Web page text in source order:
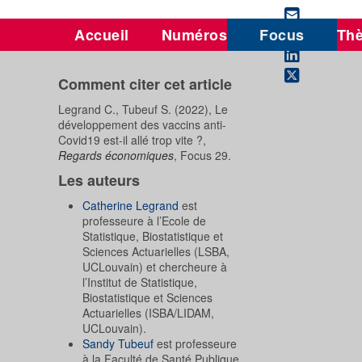
Accueil Numéros Focus
Comment citer cet article
Legrand C., Tubeuf S. (2022), Le
développement des vaccins anti-
Covid19 est-il allé trop vite ?,
Regards économiques, Focus 29.
Les auteurs
Catherine Legrand est
professeure à l’Ecole de
Statistique, Biostatistique et
Sciences Actuarielles (LSBA,
UCLouvain) et chercheure à
l’Institut de Statistique,
Biostatistique et Sciences
Actuarielles (ISBA/LIDAM,
UCLouvain).
Sandy Tubeuf est professeure
à la Faculté de Santé Publique